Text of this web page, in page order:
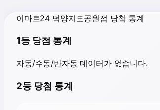
이마트24 덕양지도공원점 당첨 통계
1등 당첨 통계
자동/수동/반자동 데이터가 없습니다.
2등 당첨 통계